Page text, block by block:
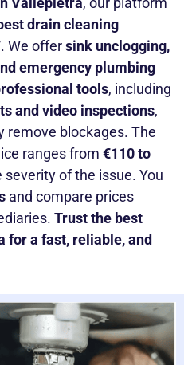
drain cleaning
. We offersink unclogging,
emergency plumbing
tools, including
and video inspections,
remove blockages. The
ranges from €110 to
severity of the issue. You
and compare prices
Trust the best
for a fast, reliable, and